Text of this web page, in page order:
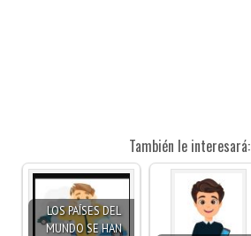
También le interesará:
LOS PAÍSES DEL
MUNDO SE HAN